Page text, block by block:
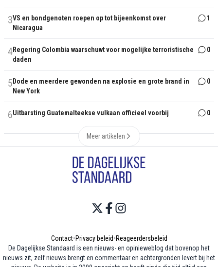
3VS en bondgenoten roepen op tot bijeenkomst over
Nicaragua
1
4Regering Colombia waarschuwt voor mogelijke terroristische
daden
0
5Dode en meerdere gewonden na explosie en grote brand in
New York
0
6Uitbarsting Guatemalteekse vulkaan officieel voorbij 0
Meer artikelen
Contact•Privacy beleid•Reageerdersbeleid
De Dagelijkse Standaard is een nieuws- en opinieweblog dat bovenop het
nieuws zit, zelf nieuws brengt en commentaar en achtergronden levert bij het